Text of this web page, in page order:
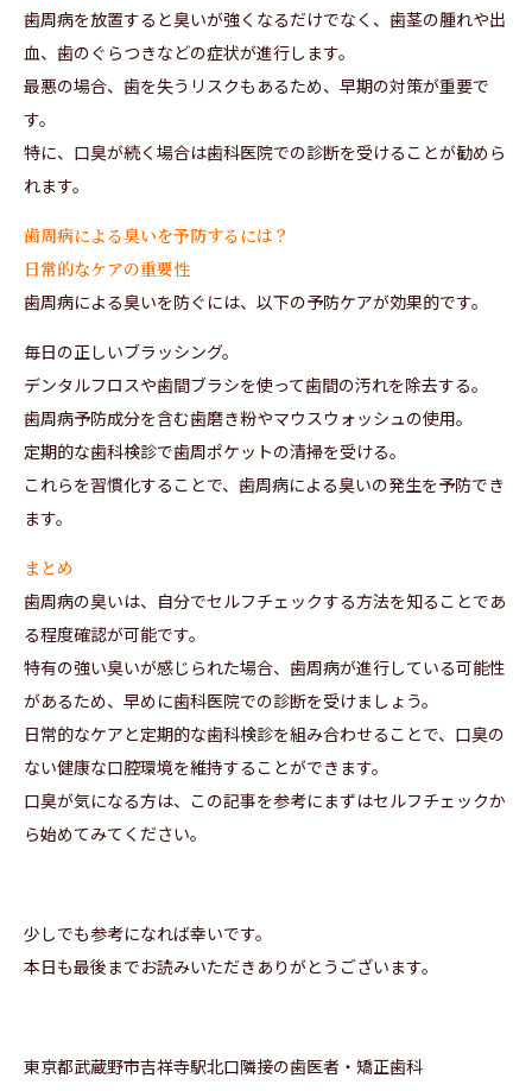
歯周病を放置すると臭いが強くなるだけでなく、歯茎の腫れや出
血、歯のぐらつきなどの症状が進行します。
最悪の場合、歯を失うリスクもあるため、早期の対策が重要で
す。
特に、口臭が続く場合は歯科医院での診断を受けることが勧めら
れます。
歯周病による臭いを予防するには？
日常的なケアの重要性
歯周病による臭いを防ぐには、以下の予防ケアが効果的です。
毎日の正しいブラッシング。
デンタルフロスや歯間ブラシを使って歯間の汚れを除去する。
歯周病予防成分を含む歯磨き粉やマウスウォッシュの使用。
定期的な歯科検診で歯周ポケットの清掃を受ける。
これらを習慣化することで、歯周病による臭いの発生を予防でき
ます。
まとめ
歯周病の臭いは、自分でセルフチェックする方法を知ることであ
る程度確認が可能です。
特有の強い臭いが感じられた場合、歯周病が進行している可能性
があるため、早めに歯科医院での診断を受けましょう。
日常的なケアと定期的な歯科検診を組み合わせることで、口臭の
ない健康な口腔環境を維持することができます。
口臭が気になる方は、この記事を参考にまずはセルフチェックか
ら始めてみてください。
少しでも参考になれば幸いです。
本日も最後までお読みいただきありがとうございます。
東京都武蔵野市吉祥寺駅北口隣接の歯医者・矯正歯科